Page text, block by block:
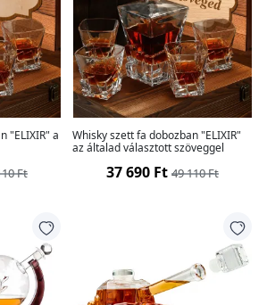
"ELIXIR" a
Ft
Whisky szett fa dobozban "ELIXIR"
az általad választott szöveggel
37 690 Ft 49 110 Ft